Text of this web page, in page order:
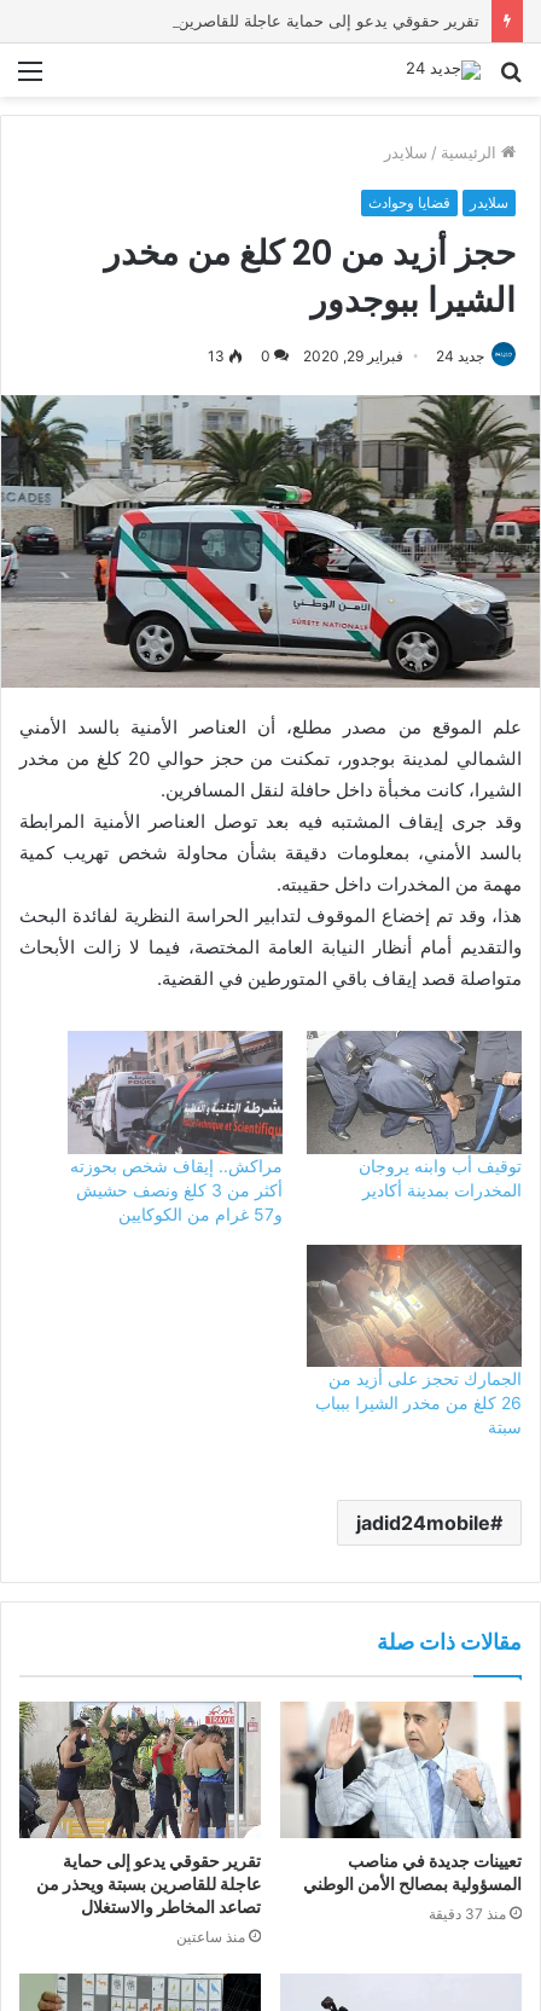
بحث
الرئيسية / سلايدر
سلايدر قضايا وحوادث
حجز أزيد من 20 كلغ من مخدر
الشيرا‎ ببوجدور
جديد 24 فبراير 29, 2020 0
13
علم الموقع من مصدر مطلع، أن العناصر الأمنية بالسد الأمني
الشمالي لمدينة بوجدور، تمكنت من حجز حوالي 20 كلغ من مخدر
الشيرا، كانت مخبأة داخل حافلة لنقل المسافرين.
وقد جرى إيقاف المشتبه فيه بعد توصل العناصر الأمنية المرابطة
بالسد الأمني، بمعلومات دقيقة بشأن محاولة شخص تهريب كمية
مهمة من المخدرات داخل حقيبته.
هذا، وقد تم إخضاع الموقوف لتدابير الحراسة النظرية لفائدة البحث
والتقديم أمام أنظار النيابة العامة المختصة، فيما لا زالت الأبحاث
متواصلة قصد إيقاف باقي المتورطين في القضية.
توقيف أب وابنه يروجان
المخدرات بمدينة أكادير
مراكش.. إيقاف شخص بحوزته
أكثر من 3 كلغ ونصف حشيش
و57 غرام من الكوكايين
الجمارك تحجز على أزيد من
26 كلغ من مخدر الشيرا ببباب
سبتة
jadid24mobile
مقالات ذات صلة
تعيينات جديدة في مناصب
المسؤولية بمصالح الأمن الوطني
منذ 37 دقيقة
تقرير حقوقي يدعو إلى حماية
عاجلة للقاصرين بسبتة ويحذر من
تصاعد المخاطر والاستغلال
منذ ساعتين